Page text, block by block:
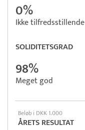
0%
Ikke tilfredsstillende
SOLIDITETSGRAD
98%
Meget god
Beløb i DKK 1.000
ÅRETS RESULTAT